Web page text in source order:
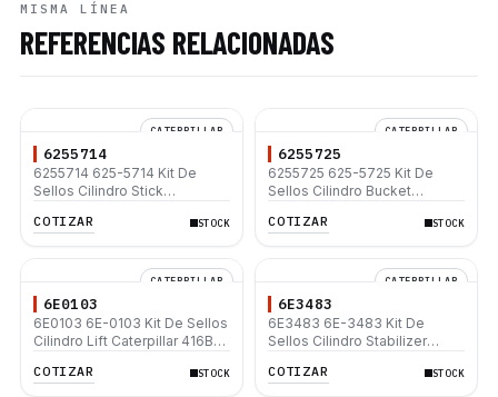
MISMA LÍNEA
REFERENCIAS RELACIONADAS
CATERPILLAR
6255714
6255714 625-5714 Kit De
Sellos Cilindro Stick
320D2 320D2 L
COTIZAR STOCK
CATERPILLAR
6255725
6255725 625-5725 Kit De
Sellos Cilindro Bucket
COTIZAR STOCK
CATERPILLAR
6E0103
6E0103 6E-0103 Kit De Sellos
Cilindro Lift Caterpillar 416B
COTIZAR STOCK
CATERPILLAR
6E3483
6E3483 6E-3483 Kit De
Sellos Cilindro Stabilizer
COTIZAR STOCK